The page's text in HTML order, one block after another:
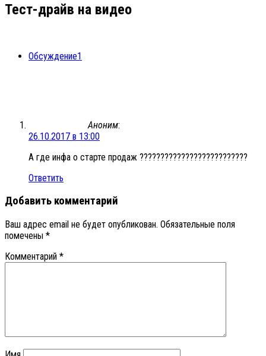
Тест-драйв на видео
Обсуждение1
Аноним:
26.10.2017 в 13:00
А где инфа о старте продаж ??????????????????????????
Ответить
Добавить комментарий
Ваш адрес email не будет опубликован. Обязательные поля
помечены *
Комментарий *